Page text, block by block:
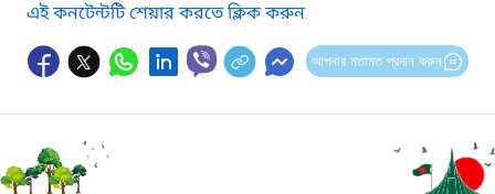
এই কনটেন্টটি শেয়ার করতে ক্লিক করুন
আপনার মতামত প্রদান করুন